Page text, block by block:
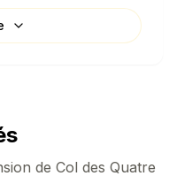
Chemins se
signifie que vous
de 26
parcouru
de Col des Quatre